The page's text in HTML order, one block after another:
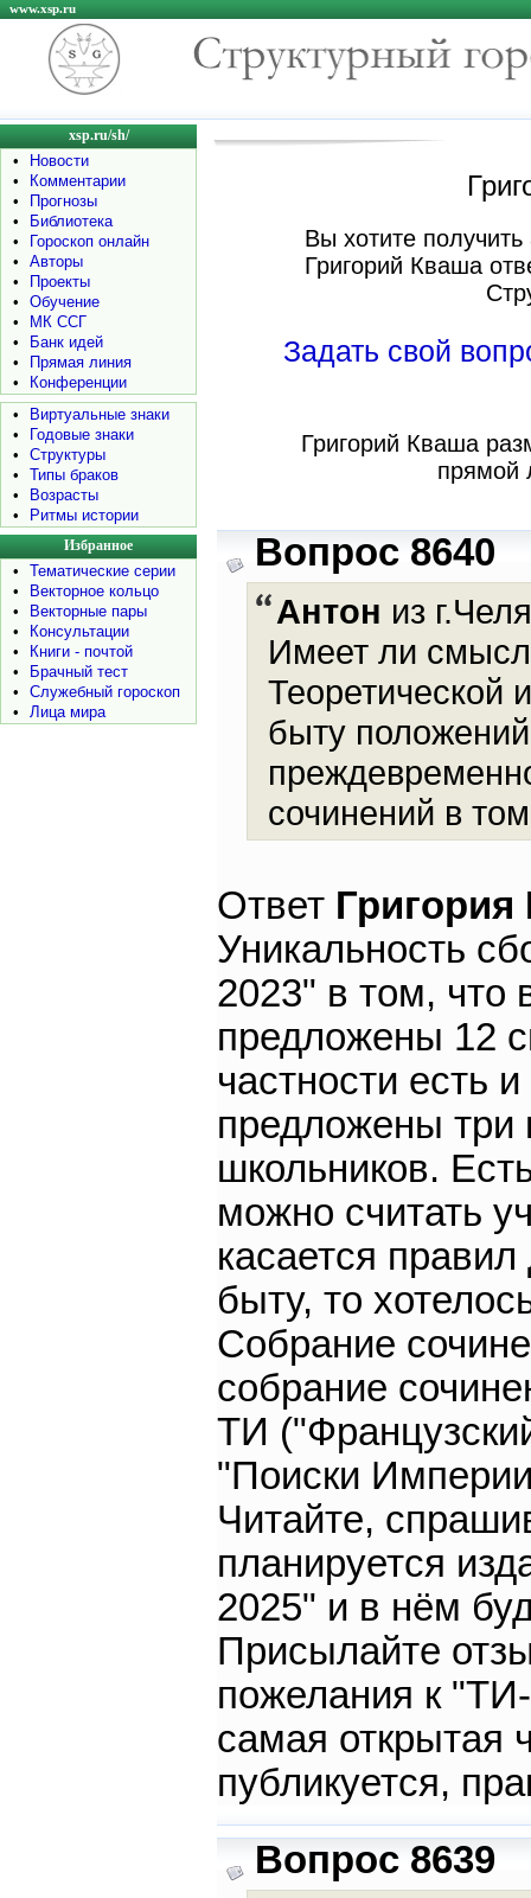
www.xsp.ru
xsp.ru/sh/
•
Новости
•
Комментарии
•
Прогнозы
•
Библиотека
•
Гороскоп онлайн
•
Авторы
•
Проекты
•
Обучение
•
МК ССГ
•
Банк идей
•
Прямая линия
•
Конференции
•
Виртуальные знаки
•
Годовые знаки
•
Структуры
•
Типы браков
•
Возрасты
•
Ритмы истории
Избранное
•
Тематические серии
•
Векторное кольцо
•
Векторные пары
•
Консультации
•
Книги - почтой
•
Брачный тест
•
Служебный гороскоп
•
Лица мира
Вы хотите
Григорий Кваша
Задать свой
Григорий Кваша
прямой
Вопрос 8640
Антон из
Имеет ли смысл
Теоретической
быту
сочинений в
Ответ
Уникальность
2023" в том, что
предложены 12
частности есть
предложены три
школьников.
можно считать
касается
быту, то
Собрание
собрание
ТИ
"Поиски
Читайте,
планируется
2025" и в нём
Присылайте
пожелания к
самая открытая
публикуется,
Вопрос 8639